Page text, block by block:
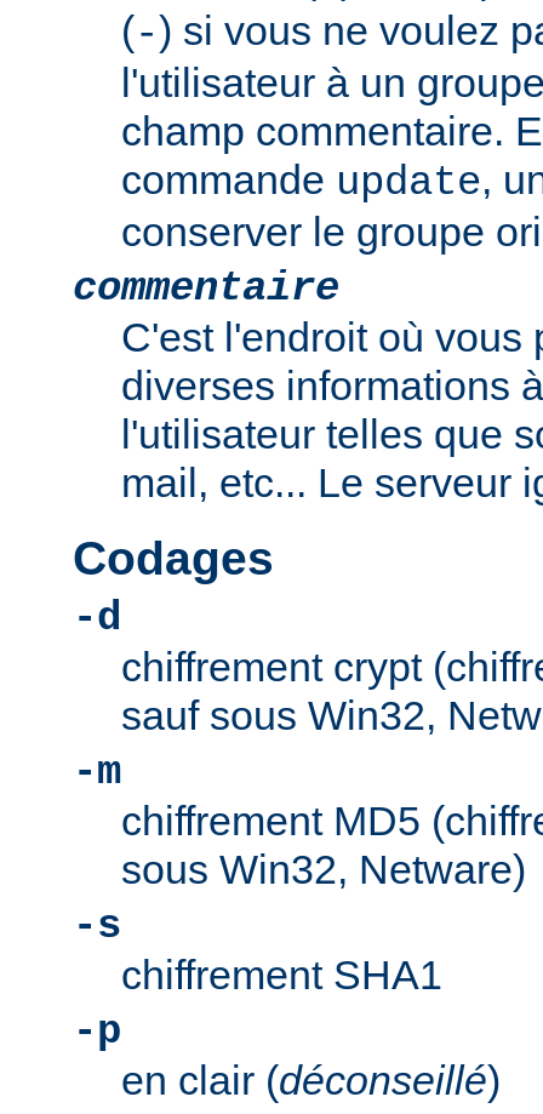
(-) si vous ne voulez
l'utilisateur à un
champ commentaire.
commande update,
conserver le groupe
commentaire
C'est l'endroit où vous
diverses informations
l'utilisateur telles que
mail, etc... Le serveur
Codages
-d
chiffrement crypt
sauf sous Win32,
-m
chiffrement MD5
sous Win32, Netware)
-s
chiffrement SHA1
-p
en clair (déconseillé)